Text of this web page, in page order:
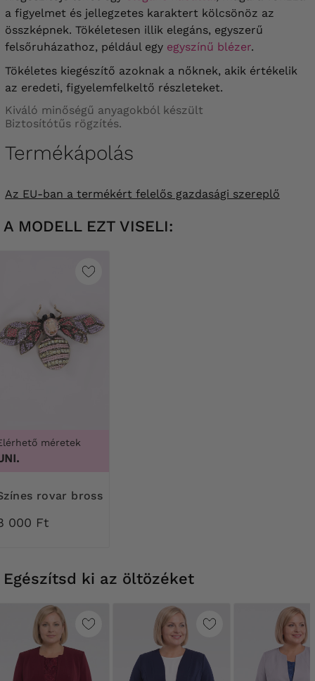
a figyelmet és jellegzetes karaktert kölcsönöz az
összképnek. Tökéletesen illik elegáns, egyszerű
felsőruházathoz, például egy egyszínű blézer.
Tökéletes kiegészítő azoknak a nőknek, akik értékelik
az eredeti, figyelemfelkeltő részleteket.
Kiváló minőségű anyagokból készült
Biztosítótűs rögzítés.
Termékápolás
Az EU-ban a termékért felelős gazdasági szereplő
A MODELL EZT VISELI:
méretek
Színes rovar bross
000 Ft
Egészítsd ki az öltözéket